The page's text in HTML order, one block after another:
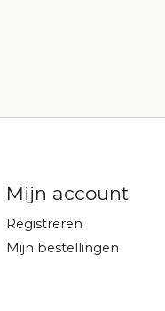
Mijn account
Registreren
Mijn bestellingen